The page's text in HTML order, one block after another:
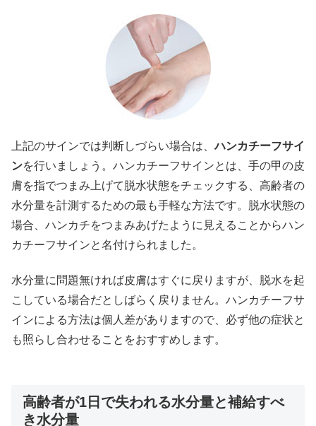
上記のサインでは判断しづらい場合は、ハンカチーフサイ
ンを行いましょう。ハンカチーフサインとは、手の甲の皮
膚を指でつまみ上げて脱水状態をチェックする、高齢者の
水分量を計測するための最も手軽な方法です。脱水状態の
場合、ハンカチをつまみあげたように見えることからハン
カチーフサインと名付けられました。
水分量に問題無ければ皮膚はすぐに戻りますが、脱水を起
こしている場合だとしばらく戻りません。ハンカチーフサ
インによる方法は個人差がありますので、必ず他の症状と
も照らし合わせることをおすすめします。
高齢者が1日で失われる水分量と補給すべ
き水分量